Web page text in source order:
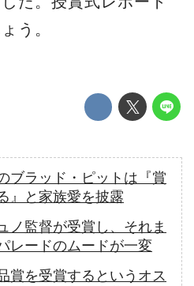
う。
ブラッド・ピットは『賞
』と家族愛を披露
ノ監督が受賞し、それま
レードのムードが一変
賞を受賞するというオス